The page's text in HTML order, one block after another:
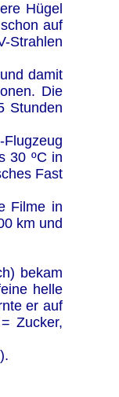
Hügel
auf
Strahlen
damit
Die
Stunden
30 ºC in
Fast
Filme in
km und
bekam
helle
er auf
Zucker,